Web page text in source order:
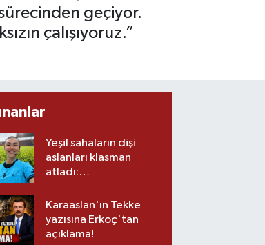
geçiyor.
çalışıyoruz.”
Yeşil sahaların dişi
aslanları klasman
atladı:
üst lige iki transfer!
Karaaslan'ın Tekke
yazısına Erkoç'tan
açıklama!